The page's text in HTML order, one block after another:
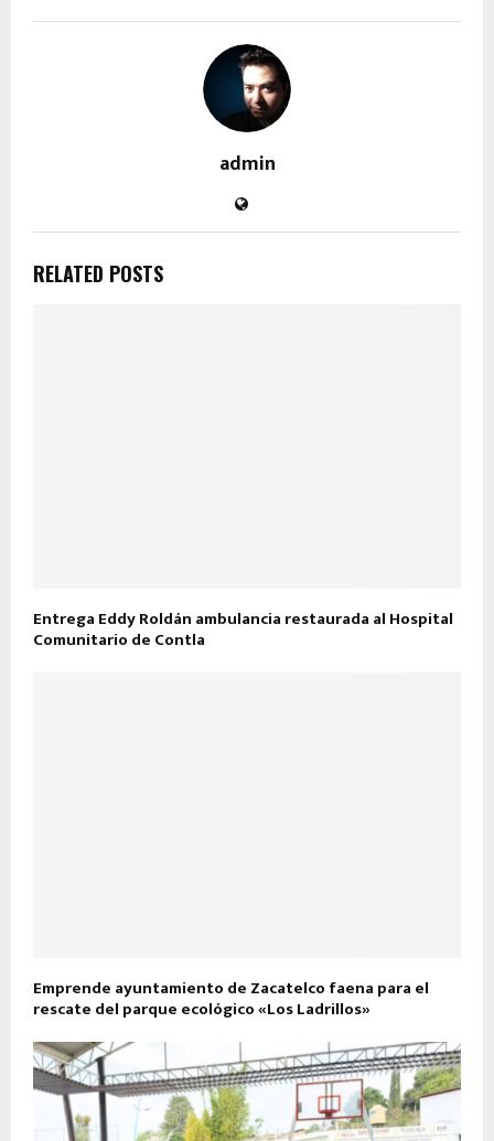
admin
RELATED POSTS
Entrega Eddy Roldán ambulancia restaurada al Hospital
Comunitario de Contla
Emprende ayuntamiento de Zacatelco faena para el
rescate del parque ecológico «Los Ladrillos»